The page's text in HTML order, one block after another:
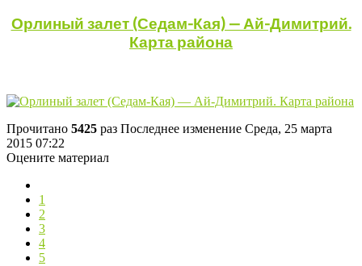
Орлиный залет (Седам-Кая) — Ай-Димитрий.
Карта района
Прочитано 5425 раз Последнее изменение Среда, 25 марта
2015 07:22
Оцените материал
1
2
3
4
5